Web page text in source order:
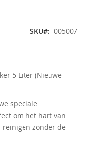
SKU 005007
5 Liter (Nieuwe
speciale
om het hart van
reinigen zonder de